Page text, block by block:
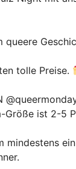
tolle Preise.
Größe ist 2-5
mindestens